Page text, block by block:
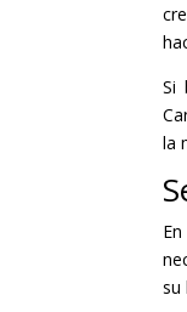
Si
la
su